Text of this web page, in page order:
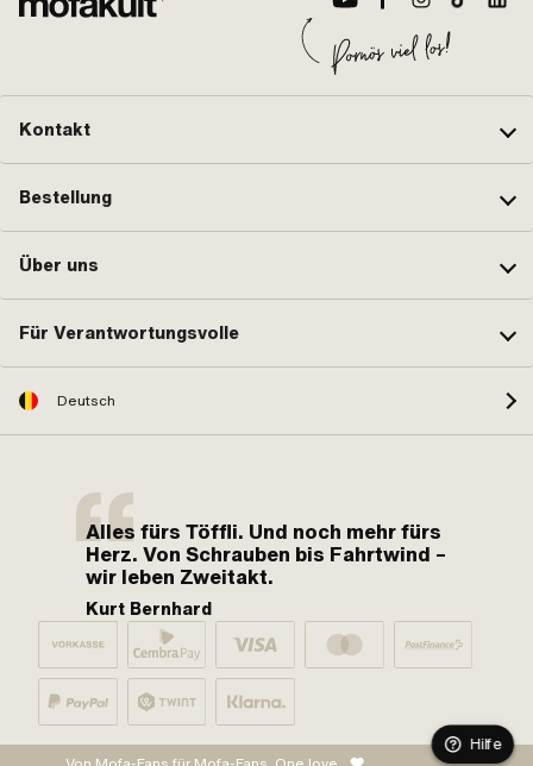
Kontakt
Bestellung
Über uns
Für Verantwortungsvolle
Deutsch
Alles fürs Töffli. Und noch mehr fürs
Herz. Von Schrauben bis Fahrtwind –
wir leben Zweitakt.
Kurt Bernhard
Hilfe